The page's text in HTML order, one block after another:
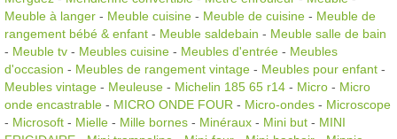
Meuble à langer - Meuble cuisine - Meuble de cuisine - Meuble de
rangement bébé & enfant - Meuble saldebain - Meuble salle de bain
- Meuble tv - Meubles cuisine - Meubles d'entrée - Meubles
d'occasion - Meubles de rangement vintage - Meubles pour enfant -
Meubles vintage - Meuleuse - Michelin 185 65 r14 - Micro - Micro
onde encastrable - MICRO ONDE FOUR - Micro-ondes - Microscope
- Microsoft - Mielle - Mille bornes - Minéraux - Mini but - MINI